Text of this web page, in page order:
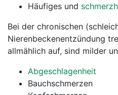
Häufiges und
Bei der chronischen
Nierenbeckenentzündung
allmählich auf, sind milder
Abgeschlagenheit
Bauchschmerzen